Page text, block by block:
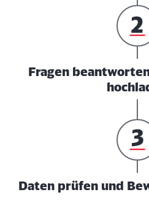
Fragen
Daten prüfen und